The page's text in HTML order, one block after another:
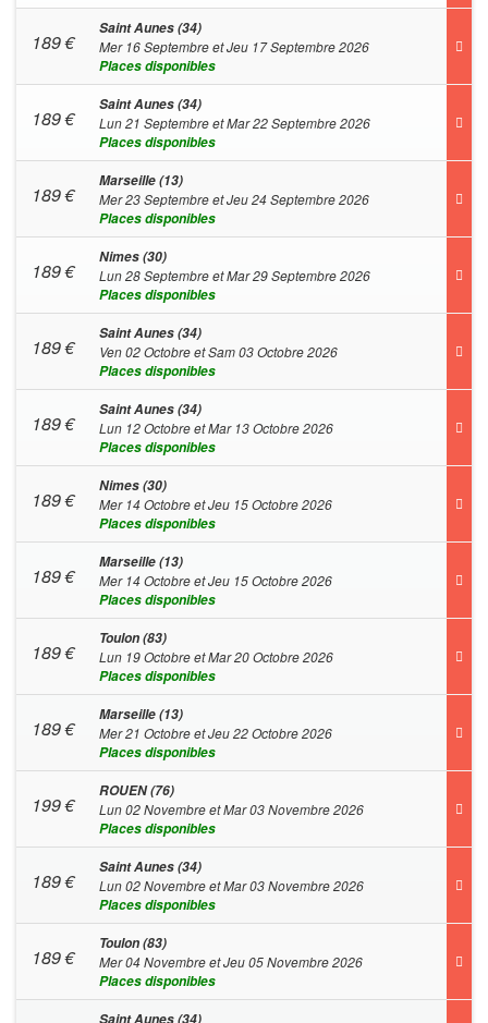
189€
Saint Aunes (34)
Mer 16 Septembre et Jeu 17 Septembre 2026
Places disponibles
189€
Saint Aunes (34)
Lun 21 Septembre et Mar 22 Septembre 2026
Places disponibles
189€
Marseille (13)
Mer 23 Septembre et Jeu 24 Septembre 2026
Places disponibles
189€
Nimes (30)
Lun 28 Septembre et Mar 29 Septembre 2026
Places disponibles
189€
Saint Aunes (34)
Ven 02 Octobre et Sam 03 Octobre 2026
Places disponibles
189€
Saint Aunes (34)
Lun 12 Octobre et Mar 13 Octobre 2026
Places disponibles
189€
Nimes (30)
Mer 14 Octobre et Jeu 15 Octobre 2026
Places disponibles
189€
Marseille (13)
Mer 14 Octobre et Jeu 15 Octobre 2026
Places disponibles
189€
Toulon (83)
Lun 19 Octobre et Mar 20 Octobre 2026
Places disponibles
189€
Marseille (13)
Mer 21 Octobre et Jeu 22 Octobre 2026
Places disponibles
199€
ROUEN (76)
Lun 02 Novembre et Mar 03 Novembre 2026
Places disponibles
189€
Saint Aunes (34)
Lun 02 Novembre et Mar 03 Novembre 2026
Places disponibles
189€
Toulon (83)
Mer 04 Novembre et Jeu 05 Novembre 2026
Places disponibles
Saint Aunes (34)